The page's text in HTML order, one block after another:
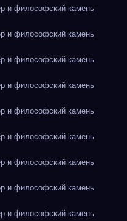
и философский камень
и философский камень
и философский камень
и философский камень
и философский камень
и философский камень
и философский камень
и философский камень
и философский камень